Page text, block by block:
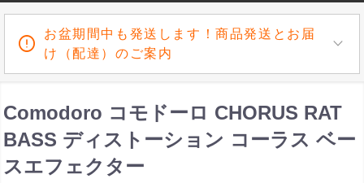
お盆期間中も発送します！商品発送とお届
け（配達）のご案内
Comodoro コモドーロ CHORUS RAT
BASS ディストーション コーラス ベー
スエフェクター